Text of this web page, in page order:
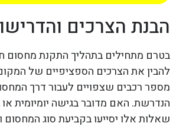
הבנת הצרכים
בטרם מתחילים בתהליך התקנת מחסום
להבין את הצרכים הספציפיים של
מספר רכבים שצפויים לעבור דרך
הנדרשת. האם מדובר בגישה יומיומית או
שאלות אלו יסייעו בקביעת סוג